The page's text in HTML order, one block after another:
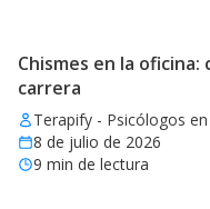
Chismes en la
carrera
Terapify - Psicólogos
8 de julio de 2026
9 min de lectura